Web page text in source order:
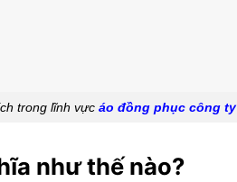
trong lĩnh vực áo đồng phục công ty
như thế nào?